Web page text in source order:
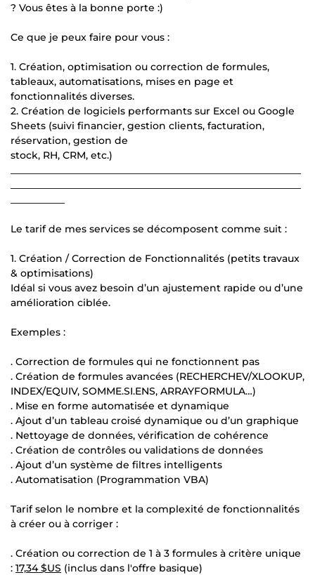
? Vous êtes à la bonne porte :)
Ce que je peux faire pour vous :
1. Création, optimisation ou correction de formules,
tableaux, automatisations, mises en page et
fonctionnalités diverses.
2. Création de logiciels performants sur Excel ou Google
Sheets (suivi financier, gestion clients, facturation,
réservation, gestion de
stock, RH, CRM, etc.)
Le tarif de mes services se décomposent comme suit :
1. Création / Correction de Fonctionnalités (petits travaux
& optimisations)
Idéal si vous avez besoin d’un ajustement rapide ou d’une
amélioration ciblée.
Exemples :
. Correction de formules qui ne fonctionnent pas
. Création de formules avancées (RECHERCHEV/XLOOKUP,
INDEX/EQUIV, SOMME.SI.ENS, ARRAYFORMULA…)
. Mise en forme automatisée et dynamique
. Ajout d’un tableau croisé dynamique ou d’un graphique
. Nettoyage de données, vérification de cohérence
. Création de contrôles ou validations de données
. Ajout d’un système de filtres intelligents
. Automatisation (Programmation VBA)
Tarif selon le nombre et la complexité de fonctionnalités
à créer ou à corriger :
. Création ou correction de 1 à 3 formules à critère unique
: 17,34 $US (inclus dans l'offre basique)